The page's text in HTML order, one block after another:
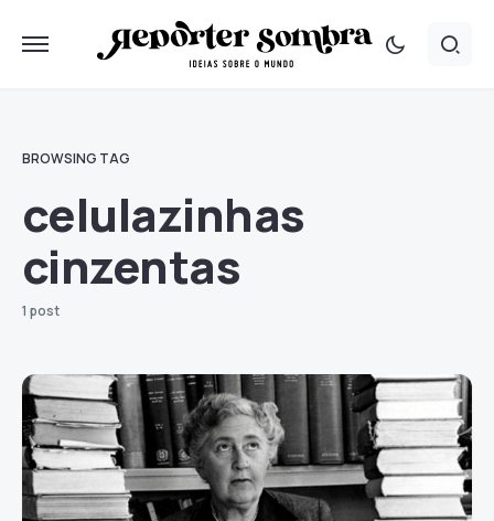
BROWSING TAG
celulazinhas
cinzentas
1 post